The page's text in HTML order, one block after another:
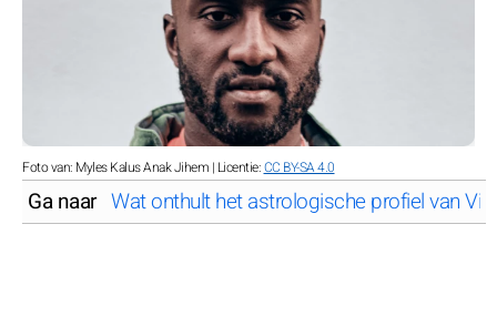
Foto van: Myles Kalus Anak Jihem | Licentie:CC BY-SA 4.0
Ga naar Wat onthult het astrologische profiel van